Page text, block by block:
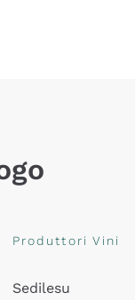
Produttori Vini
Sedilesu